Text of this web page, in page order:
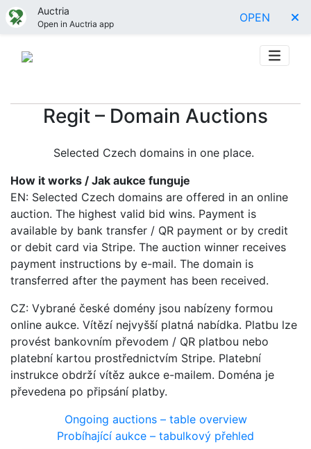
Auctria
Open in Auctria app OPEN
Regit – Domain Auctions
Selected Czech domains in one place.
How it works / Jak aukce funguje
EN: Selected Czech domains are offered in an online
auction. The highest valid bid wins. Payment is
available by bank transfer / QR payment or by credit
or debit card via Stripe. The auction winner receives
payment instructions by e-mail. The domain is
transferred after the payment has been received.
CZ: Vybrané české domény jsou nabízeny formou
online aukce. Vítězí nejvyšší platná nabídka. Platbu lze
provést bankovním převodem / QR platbou nebo
platební kartou prostřednictvím Stripe. Platební
instrukce obdrží vítěz aukce e-mailem. Doména je
převedena po připsání platby.
Ongoing auctions – table overview
Probíhající aukce – tabulkový přehled